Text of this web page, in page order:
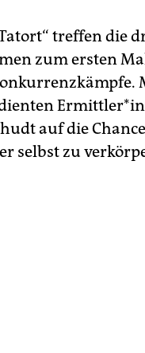
treffen die
zum ersten
auf die
selbst zu